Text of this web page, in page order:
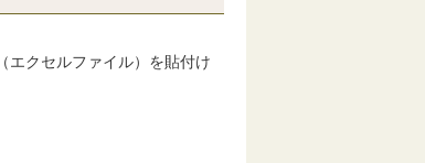
クセルファイル）を貼付け